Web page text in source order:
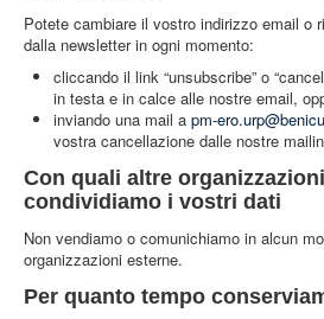
Potete cambiare il vostro indirizzo email o
dalla newsletter in ogni momento:
cliccando il link “unsubscribe” o
in testa e in calce alle nostre email,
inviando una mail a pm-
vostra cancellazione dalle nostre
Con quali altre
condividiamo i vostri dati
Non vendiamo o comunichiamo in alcun
organizzazioni esterne.
Per quanto tempo